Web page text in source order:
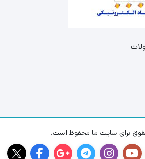
برای سایت ما محفوظ است.